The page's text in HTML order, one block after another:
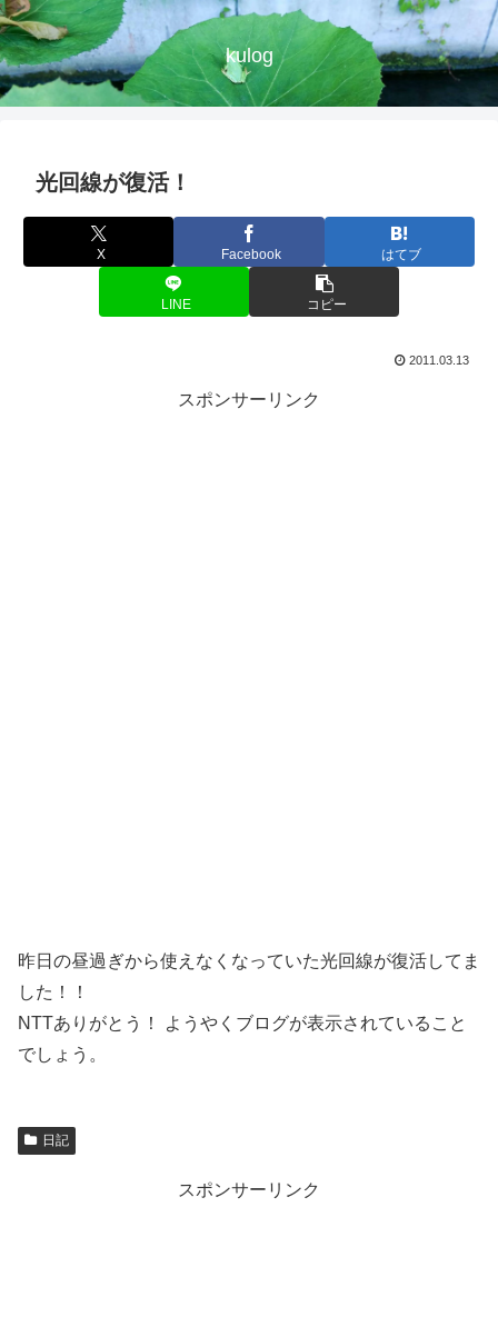
kulog
光回線が復活！
X Facebook はてブ
LINE コピー
2011.03.13
スポンサーリンク
昨日の昼過ぎから使えなくなっていた光回線が復活してま
した！！
NTTありがとう！ ようやくブログが表示されていること
でしょう。
日記
スポンサーリンク